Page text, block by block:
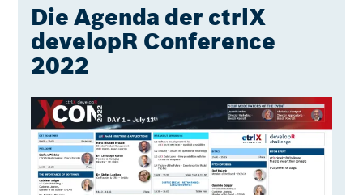
Die Agenda der ctrlX
developR Conference
2022